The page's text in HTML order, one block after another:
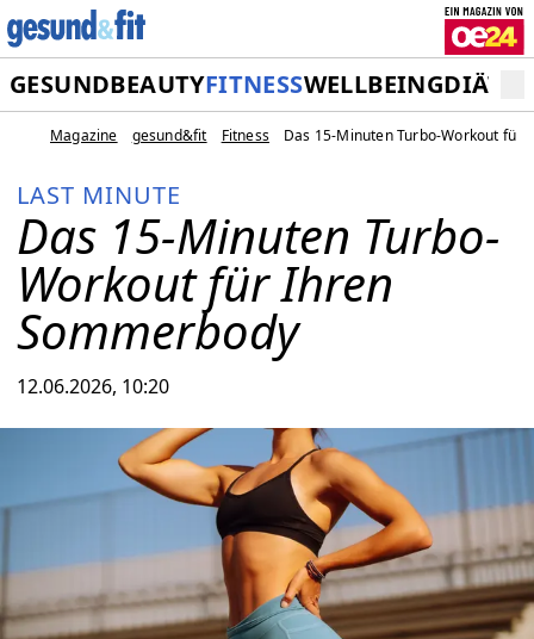
GESUNDBEAUTYFITNESSWELLBEINGDIÄT
Magazine gesund&fit Fitness Das 15-Minuten Turbo-Workout für
LAST MINUTE
Das 15-Minuten Turbo-
Workout für Ihren
Sommerbody
12.06.2026, 10:20